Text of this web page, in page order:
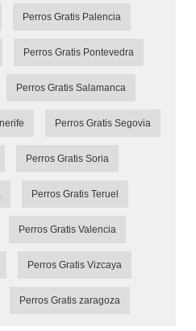
Perros Gratis Palencia
Perros Gratis Pontevedra
Perros Gratis Salamanca
Perros Gratis Segovia
Perros Gratis Soria
Perros Gratis Teruel
Perros Gratis Valencia
Perros Gratis Vizcaya
Perros Gratis zaragoza